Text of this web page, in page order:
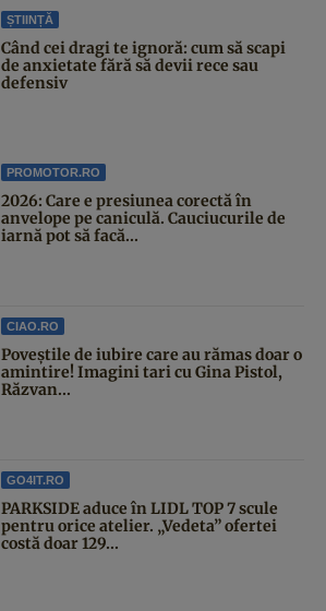
ȘTIINȚĂ
Când cei dragi te ignoră: cum să scapi
de anxietate fără să devii rece sau
defensiv
PROMOTOR.RO
2026: Care e presiunea corectă în
anvelope pe caniculă. Cauciucurile de
iarnă pot să facă...
CIAO.RO
Poveştile de iubire care au rămas doar o
amintire! Imagini tari cu Gina Pistol,
Răzvan...
GO4IT.RO
PARKSIDE aduce în LIDL TOP 7 scule
pentru orice atelier. „Vedeta” ofertei
costă doar 129...